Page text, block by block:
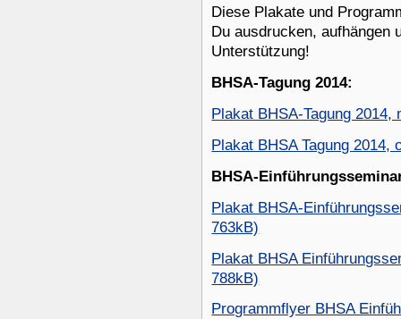
Diese Plakate und
Du ausdrucken, aufhängen
Unterstützung!
BHSA-Tagung 2014:
Plakat BHSA-Tagung
Plakat BHSA Tagung 2014,
BHSA-
Plakat BHSA-
763kB)
Plakat BHSA
788kB)
Programmflyer BHSA